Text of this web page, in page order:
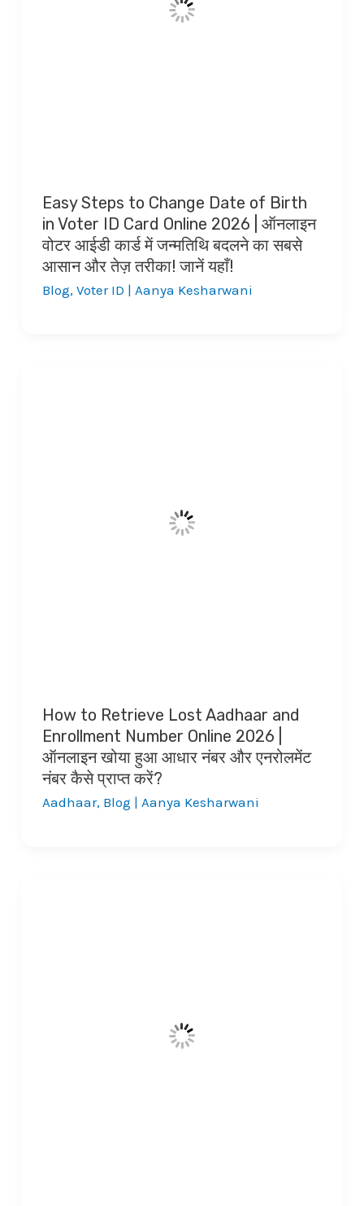
Easy Steps to Change Date of Birth
in Voter ID Card Online 2026 | ऑनलाइन
वोटर आईडी कार्ड में जन्मतिथि बदलने का सबसे
आसान और तेज़ तरीका! जानें यहाँ!
Blog, Voter ID | Aanya Kesharwani
How to Retrieve Lost Aadhaar and
Enrollment Number Online 2026 |
ऑनलाइन खोया हुआ आधार नंबर और एनरोलमेंट
नंबर कैसे प्राप्त करें?
Aadhaar, Blog | Aanya Kesharwani